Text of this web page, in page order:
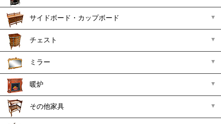
サイドボード・カップボード
チェスト
ミラー
暖炉
その他家具